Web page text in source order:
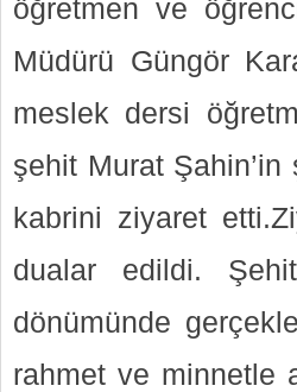
öğretmen ve
Müdürü Güngör
meslek dersi
şehit Murat Şahin’in
kabrini ziyaret
dualar edildi.
dönümünde
rahmet ve minnetle